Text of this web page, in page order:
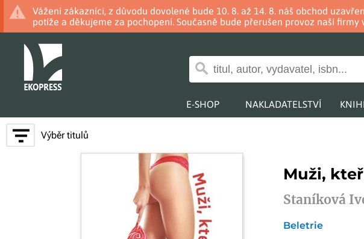
Vážení zákazníci, z důvodu dovolené bude 10. 8. až 14. 8. náš obchod
potíže a děkujeme za pochopení. Současně bude přerušen provoz naší
E-SHOP NAKLADATELSTVÍ
Výběr titulů
Muži,
Staníková
Beletrie